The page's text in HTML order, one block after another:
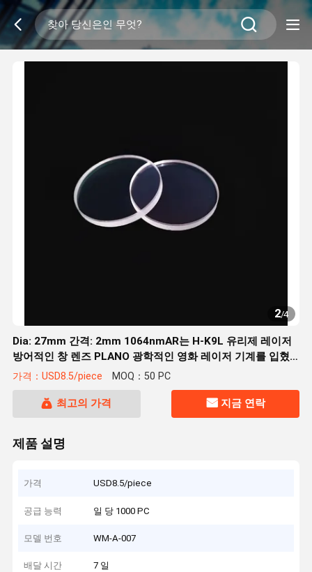
2/4
Dia: 27mm 간격: 2mm 1064nmAR는 H-K9L 유리제 레이저
방어적인 창 렌즈 PLANO 광학적인 영화 레이저 기계를 입혔
습니다
가격：USD8.5/piece MOQ：50 PC
최고의 가격 지금 연락
제품 설명
가격 USD8.5/piece
공급 능력 일 당 1000 PC
모델 번호 WM-A-007
배달 시간 7 일